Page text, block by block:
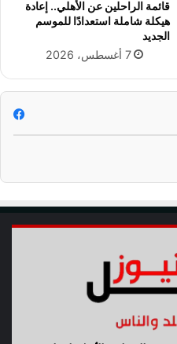
قائمة الراحلين عن الأهلي.. إعادة
هيكلة شاملة استعدادًا للموسم
الجديد
7 أغسطس، 2026